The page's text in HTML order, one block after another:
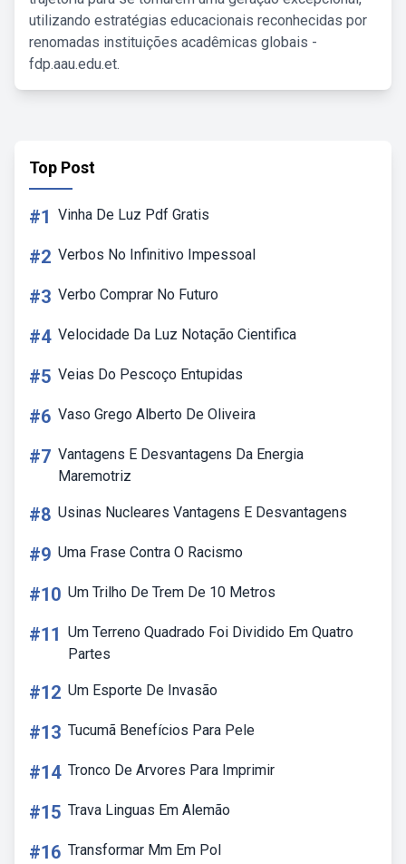
utilizando estratégias educacionais reconhecidas por
renomadas instituições acadêmicas globais -
fdp.aau.edu.et.
Top Post
#1 Vinha De Luz Pdf Gratis
#2 Verbos No Infinitivo Impessoal
#3 Verbo Comprar No Futuro
#4 Velocidade Da Luz Notação Cientifica
#5 Veias Do Pescoço Entupidas
#6 Vaso Grego Alberto De Oliveira
#7 Vantagens E Desvantagens Da Energia
Maremotriz
#8 Usinas Nucleares Vantagens E Desvantagens
#9 Uma Frase Contra O Racismo
#10 Um Trilho De Trem De 10 Metros
#11 Um Terreno Quadrado Foi Dividido Em Quatro
Partes
#12 Um Esporte De Invasão
#13 Tucumã Benefícios Para Pele
#14 Tronco De Arvores Para Imprimir
#15 Trava Linguas Em Alemão
#16 Transformar Mm Em Pol